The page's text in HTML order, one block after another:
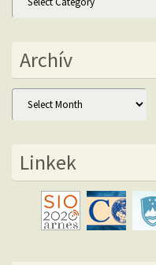
Archív
Archív
Linkek